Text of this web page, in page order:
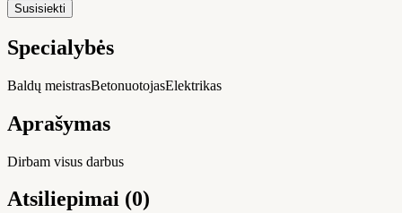
Susisiekti
Specialybės
Baldų meistrasBetonuotojasElektrikas
Aprašymas
Dirbam visus darbus
Atsiliepimai (0)